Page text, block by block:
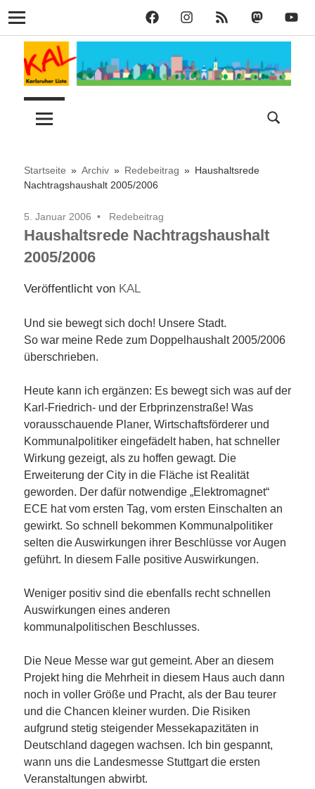
KAL
auf
Facebook
KAL
auf
Instagram
KAL
RSS
KAL
bei
KAL
auf
Navigation
Zum
Inhalt
springen
Karlsruher
–
KAL
Stadt
Startseite Archiv Redebeitrag
Haushaltsrede
Nachtragshaushalt 2005/2006
5. Januar 2006 Redebeitrag
Haushaltsrede Nachtragshaushalt
2005/2006
Veröffentlicht von KAL
Und sie bewegt sich doch! Unsere Stadt.
So war meine Rede zum Doppelhaushalt 2005/2006
überschrieben.
Heute kann ich ergänzen: Es bewegt sich was auf der
Karl-Friedrich- und der Erbprinzenstraße! Was
vorausschauende Planer, Wirtschaftsförderer und
Kommunalpolitiker eingefädelt haben, hat schneller
Wirkung gezeigt, als zu hoffen gewagt. Die
Erweiterung der City in die Fläche ist Realität
geworden. Der dafür notwendige „Elektromagnet“
ECE hat vom ersten Tag, vom ersten Einschalten an
gewirkt. So schnell bekommen Kommunalpolitiker
selten die Auswirkungen ihrer Beschlüsse vor Augen
geführt. In diesem Falle positive Auswirkungen.
Weniger positiv sind die ebenfalls recht schnellen
Auswirkungen eines anderen
kommunalpolitischen Beschlusses.
Die Neue Messe war gut gemeint. Aber an diesem
Projekt hing die Mehrheit in diesem Haus auch dann
noch in voller Größe und Pracht, als der Bau teurer
und die Chancen kleiner wurden. Die Risiken
aufgrund stetig steigender Messekapazitäten in
Deutschland dagegen wachsen. Ich bin gespannt,
wann uns die Landesmesse Stuttgart die ersten
Veranstaltungen abwirbt.